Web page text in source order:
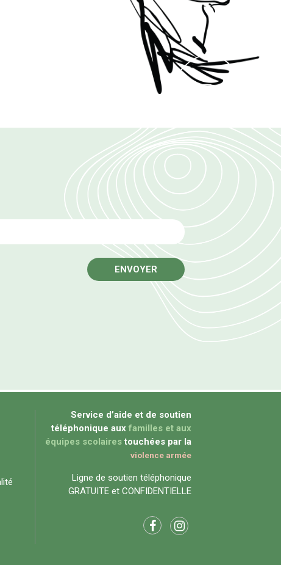
Email
Service d’aide et de soutien
téléphonique aux familles et aux
équipes scolairestouchées par la
violence armée
Ligne de soutien téléphonique
GRATUITE et CONFIDENTIELLE